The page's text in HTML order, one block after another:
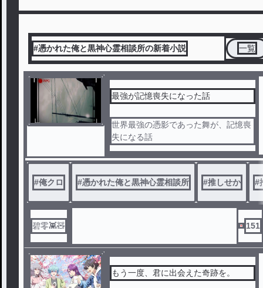
#憑かれた俺と黒神心霊相談所の新着小説 一覧
最強が記憶喪失になった話
世界最強の憑影であった舞が、記憶喪
失になる話
#俺クロ #憑かれた俺と黒神心霊相談所 #推しせか #
碧零👾🧸 151
もう一度、君に出会えた奇跡を。